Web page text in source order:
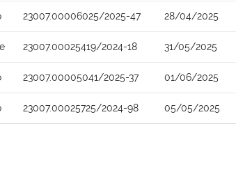
23007.00006025/2025-47 28/04/2025
23007.00025419/2024-18 31/05/2025
23007.00005041/2025-37 01/06/2025
23007.00025725/2024-98 05/05/2025